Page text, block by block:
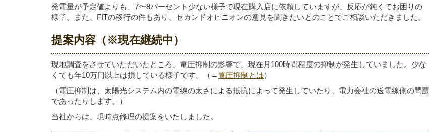
発電量が予定値よりも、7〜8パーセント少ない様子で現在購入店に依頼していますが、反応が鈍くてお困りの
様子。また、FITの移行の件もあり、セカンドオピニオンの意見を聞きたいとのことでご相談いただきました。
提案内容（※現在継続中）
現地調査をさせていただいたところ、電圧抑制の影響で、現在月100時間程度の抑制が発生していました。少な
くても年10万円以上は損している様子です。（→ 電圧抑制とは）
（電圧抑制は、太陽光システム内の電線の太さによる抵抗によって発生していたり、電力会社の送電線側の問題
であったりします。）
当社からは、現時点修理の提案をいたしました。